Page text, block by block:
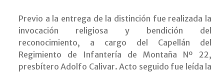
Previo a la entrega de la distinción fue realizada la
invocación religiosa y bendición del
reconocimiento, a cargo del Capellán del
Regimiento de Infantería de Montaña Nº 22,
presbítero Adolfo Calivar. Acto seguido fue leída la